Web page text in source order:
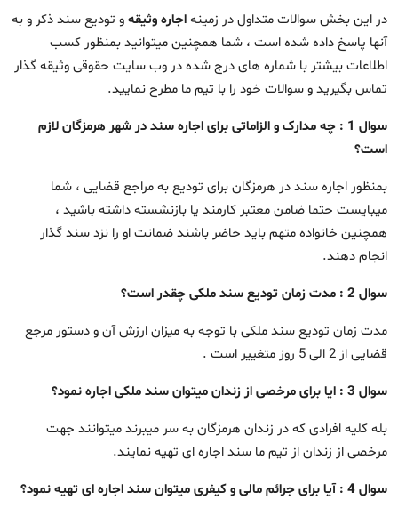
در این بخش سوالات متداول در زمینهاجاره وثیقهو تودیع سند ذکر و به
آنها پاسخ داده شده است ، شما همچنین میتوانید بمنظور کسب
اطلاعات بیشتر با شماره های درج شده در وبسایت حقوقی وثیقه گذار
تماس بگیرید و سوالات خود را با تیم ما مطرح نمایید.
سوال 1 : چه مدارک و الزاماتی برای اجاره سند در شهر هرمزگان لازم
است؟
بمنظور اجاره سند در هرمزگان برای تودیع به مراجع قضایی ، شما
میبایست حتما ضامن معتبر کارمند یا بازنشسته داشته باشید ،
همچنین خانواده متهم باید حاضر باشند ضمانت او را نزد سند گذار
انجام دهند.
سوال 2 : مدت زمان تودیع سند ملکی چقدر است؟
مدت زمان تودیع سند ملکی با توجه به میزان ارزش آن و دستور مرجع
قضایی از 2 الی 5 روز متغییر است .
سوال 3 : ایا برای مرخصی از زندان میتوان سند ملکی اجاره نمود؟
بله کلیه افرادی که در زندان هرمزگان به سر میبرند میتوانند جهت
مرخصی از زندان از تیم ما سند اجاره ای تهیه نمایند.
سوال 4 : آیا برای جرائم مالی و کیفری میتوان سند اجاره ای تهیه نمود؟